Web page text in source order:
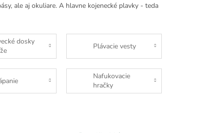
ale aj okuliare. A hlavne kojenecké plavky - teda
dosky
Plávacie vesty
Nafukovacie
hračky